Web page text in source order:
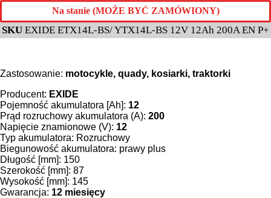
Na stanie (MOŻE BYĆ ZAMÓWIONY)
SKU EXIDE ETX14L-BS/ YTX14L-BS 12V 12Ah 200A EN P+
Zastosowanie: motocykle, quady, kosiarki, traktorki
Producent: EXIDE
Pojemność akumulatora [Ah]: 12
Prąd rozruchowy akumulatora (A): 200
Napięcie znamionowe (V): 12
Typ akumulatora: Rozruchowy
Biegunowość akumulatora: prawy plus
Długość [mm]: 150
Szerokość [mm]: 87
Wysokość [mm]: 145
Gwarancja: 12 miesięcy